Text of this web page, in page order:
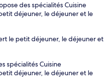
des spécialités Cuisine
déjeuner, le déjeuner et le
le petit déjeuner, le déjeuner et
spécialités Cuisine
déjeuner, le déjeuner et le